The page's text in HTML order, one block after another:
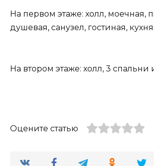
На первом этаже: холл, моечная,
душевая, санузел, гостиная, кухня.
На втором этаже: холл, 3 спальни
Оцените статью